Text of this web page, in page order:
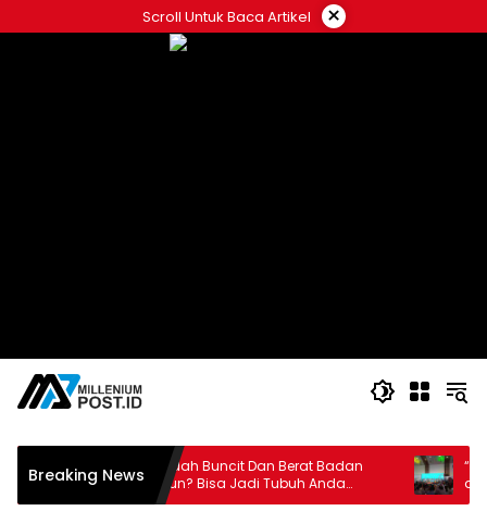
ke
Scroll Untuk Baca Artikel ×
Breaking NewsPerut Mudah Buncit Dan Berat Badan
Sulit Turun? Bisa Jadi Tubuh Anda
Kekurangan Serat
“6th
dengan
Perkuat